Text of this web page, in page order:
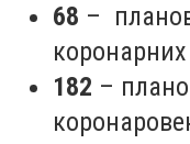
68 –
коронарних
182 –